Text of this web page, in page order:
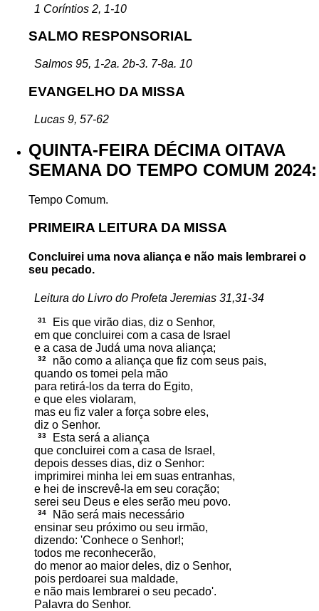
1 Coríntios 2, 1-10
SALMO RESPONSORIAL
Salmos 95, 1-2a. 2b-3. 7-8a. 10
EVANGELHO DA MISSA
Lucas 9, 57-62
QUINTA-FEIRA DÉCIMA OITAVA
SEMANA DO TEMPO COMUM 2024:
Tempo Comum.
PRIMEIRA LEITURA DA MISSA
Concluirei uma nova aliança e não mais lembrarei o
seu pecado.
Leitura do Livro do Profeta Jeremias 31,31-34
31
Eis que virão dias, diz o Senhor,
em que concluirei com a casa de Israel
e a casa de Judá uma nova aliança;
32
não como a aliança que fiz com seus pais,
quando os tomei pela mão
para retirá-los da terra do Egito,
e que eles violaram,
mas eu fiz valer a força sobre eles,
diz o Senhor.
33
Esta será a aliança
que concluirei com a casa de Israel,
depois desses dias, diz o Senhor:
imprimirei minha lei em suas entranhas,
e hei de inscrevê-la em seu coração;
serei seu Deus e eles serão meu povo.
34
Não será mais necessário
ensinar seu próximo ou seu irmão,
dizendo: 'Conhece o Senhor!;
todos me reconhecerão,
do menor ao maior deles, diz o Senhor,
pois perdoarei sua maldade,
e não mais lembrarei o seu pecado'.
Palavra do Senhor.